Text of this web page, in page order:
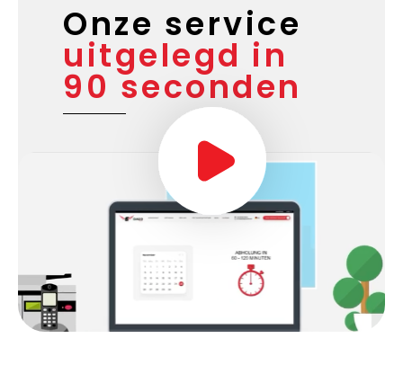
Onze service
uitgelegd in
90 seconden